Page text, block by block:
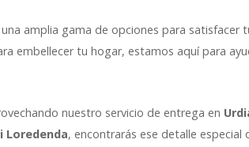
amplia gama de opciones para satisfacer
embellecer tu hogar, estamos aquí para
nuestro servicio de entrega en
Loredenda, encontrarás ese detalle especial